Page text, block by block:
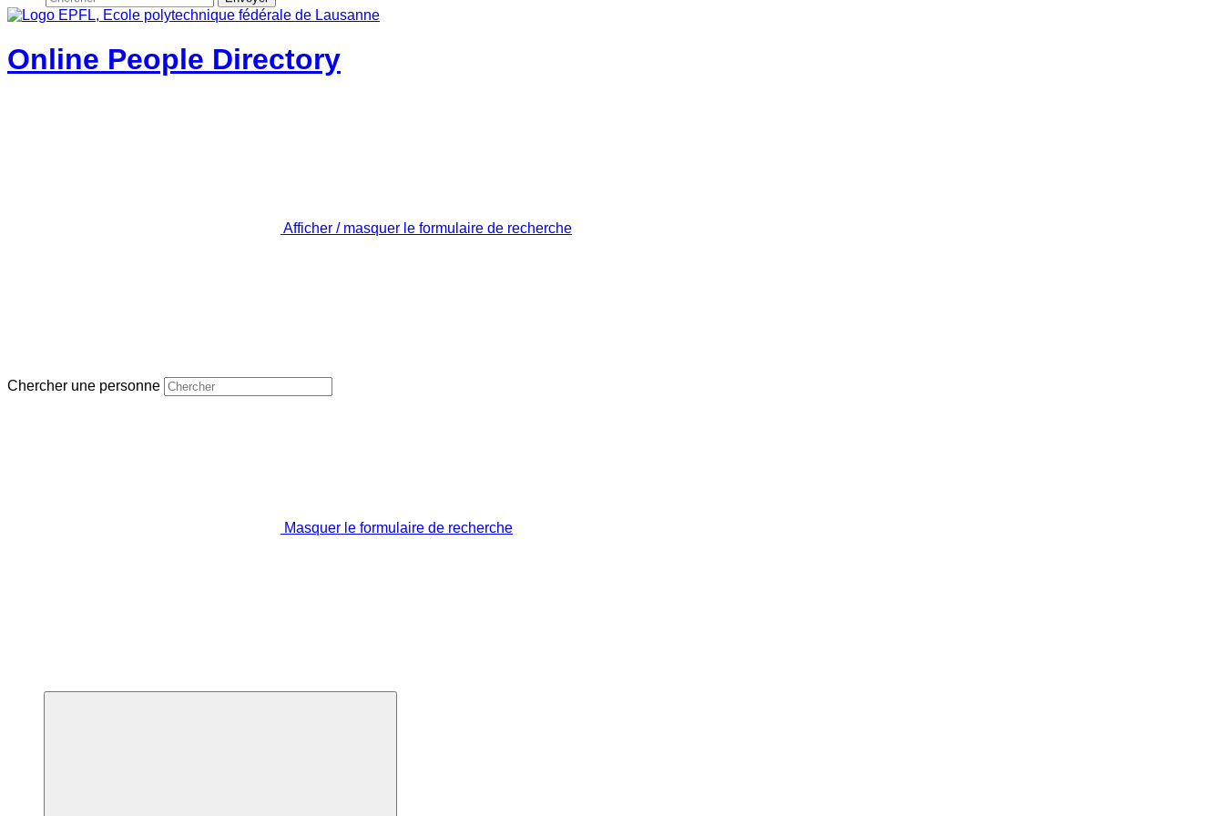
Online People Directory
Afficher / masquer le formulaire de recherche
Chercher une personne
Masquer le formulaire de recherche